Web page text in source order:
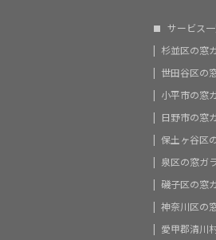
サービス
杉並区の窓
世田谷区の
小平市の窓
日野市の窓
保土ヶ谷区
泉区の窓ガ
磯子区の窓
神奈川区の
愛甲郡清川